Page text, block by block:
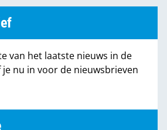
van het laatste nieuws in de
je nu in voor de nieuwsbrieven